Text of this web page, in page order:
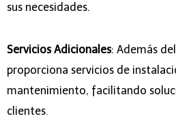
sus necesidades.
Servicios Adicionales: Además
proporciona servicios de
mantenimiento, facilitando
clientes.